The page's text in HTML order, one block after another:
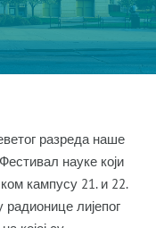
разреда наше
науке који
кампусу 21. и 22.
лијепог